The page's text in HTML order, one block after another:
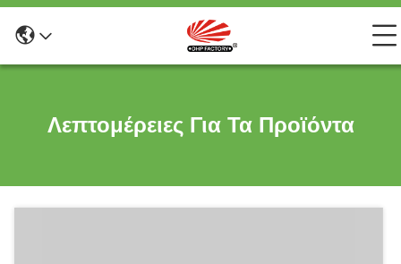
Λεπτομέρειες Για Τα Προϊόντα